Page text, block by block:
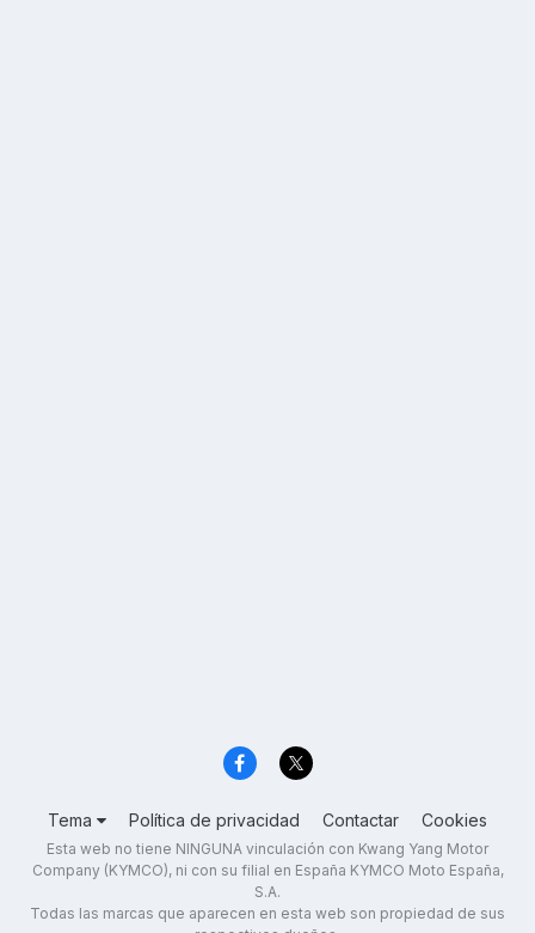
Tema Política de privacidad Contactar Cookies
Esta web no tiene NINGUNA vinculación con Kwang Yang Motor
Company (KYMCO), ni con su filial en España KYMCO Moto España,
S.A.
Todas las marcas que aparecen en esta web son propiedad de sus